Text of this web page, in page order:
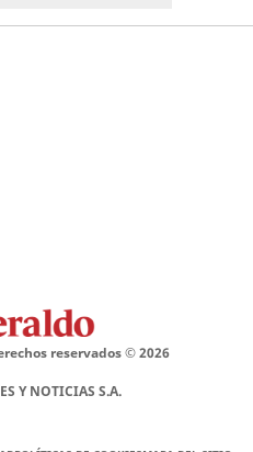
reservados ©2026
Y NOTICIAS S.A.